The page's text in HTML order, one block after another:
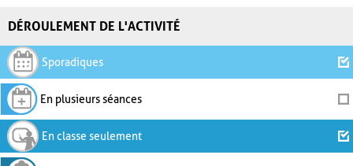
DÉROULEMENT DE L'ACTIVITÉ
Sporadiques
En plusieurs séances
En classe seulement